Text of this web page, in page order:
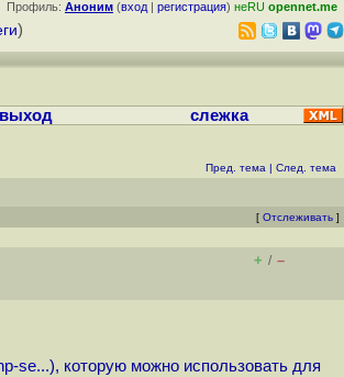
Профиль: Аноним (вход | регистрация) неRU opennet.me
)
слежка
Пред. тема | След. тема
[ Отслеживать ]
+ / –
se...), которую можно использовать для